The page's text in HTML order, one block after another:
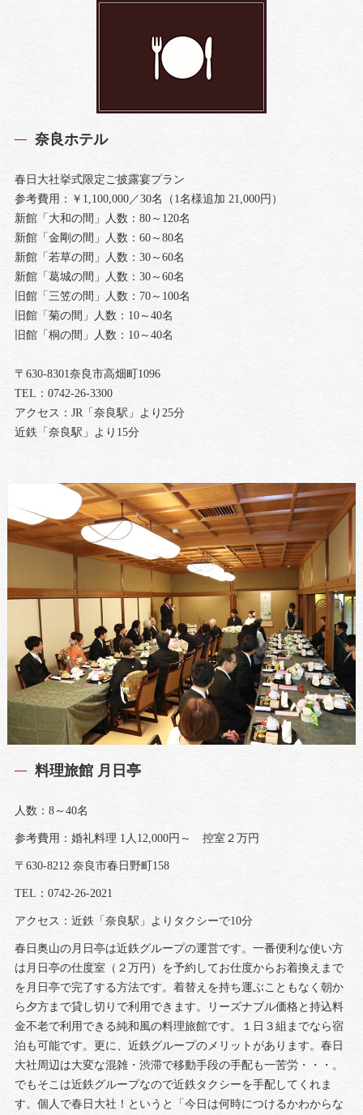
奈良ホテル
春日大社挙式限定ご披露宴プラン
参考費用：￥1,100,000／30名（1名様追加 21,000円）
新館「大和の間」人数：80～120名
新館「金剛の間」人数：60～80名
新館「若草の間」人数：30～60名
新館「葛城の間」人数：30～60名
旧館「三笠の間」人数：70～100名
旧館「菊の間」人数：10～40名
旧館「桐の間」人数：10～40名
〒630-8301奈良市高畑町1096
TEL：0742-26-3300
アクセス：JR「奈良駅」より25分
近鉄「奈良駅」より15分
料理旅館 月日亭
人数：8～40名
参考費用：婚礼料理 1人12,000円～ 控室２万円
〒630-8212 奈良市春日野町158
TEL：0742-26-2021
アクセス：近鉄「奈良駅」よりタクシーで10分
春日奥山の月日亭は近鉄グループの運営です。一番便利な使い方
は月日亭の仕度室（２万円）を予約してお仕度からお着換えまで
を月日亭で完了する方法です。着替えを持ち運ぶこともなく朝か
ら夕方まで貸し切りで利用できます。リーズナブル価格と持込料
金不老で利用できる純和風の料理旅館です。１日３組までなら宿
泊も可能です。更に、近鉄グループのメリットがあります。春日
大社周辺は大変な混雑・渋滞で移動手段の手配も一苦労・・・。
でもそこは近鉄グループなので近鉄タクシーを手配してくれま
す。個人で春日大社！というと「今日は何時につけるかわからな